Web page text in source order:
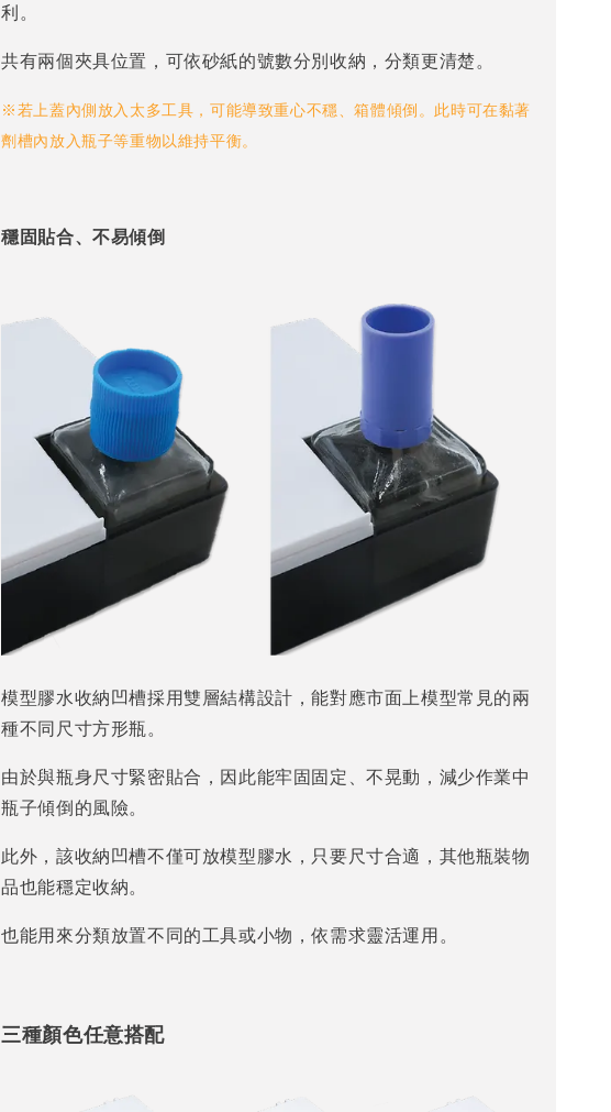
利。
共有兩個夾具位置，可依砂紙的號數分別收納，分類更清楚。
※若上蓋內側放入太多工具，可能導致重心不穩、箱體傾倒。此時可在黏著
劑槽內放入瓶子等重物以維持平衡。
穩固貼合、不易傾倒
模型膠水收納凹槽採用雙層結構設計，能對應市面上模型常見的兩
種不同尺寸方形瓶。
由於與瓶身尺寸緊密貼合，因此能牢固固定、不晃動，減少作業中
瓶子傾倒的風險。
此外，該收納凹槽不僅可放模型膠水，只要尺寸合適，其他瓶裝物
品也能穩定收納。
也能用來分類放置不同的工具或小物，依需求靈活運用。
三種顏色任意搭配